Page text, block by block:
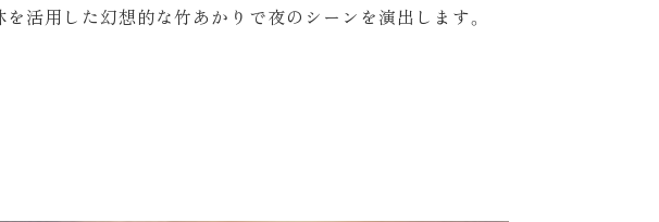
活用した幻想的な竹あかりで夜のシーンを演出します。